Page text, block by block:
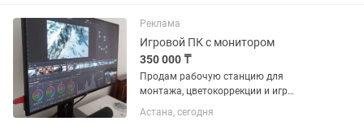
платформе DDR5. Компьютер работает
абсолютно...
Реклама
Игровой ПК с монитором
350 000 ₸
Продам рабочую станцию для
монтажа, цветокоррекции и игр
Использовалась для
профессионального монтажа
Астана, сегодня